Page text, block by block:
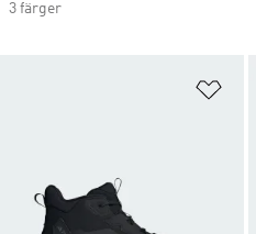
3 färger